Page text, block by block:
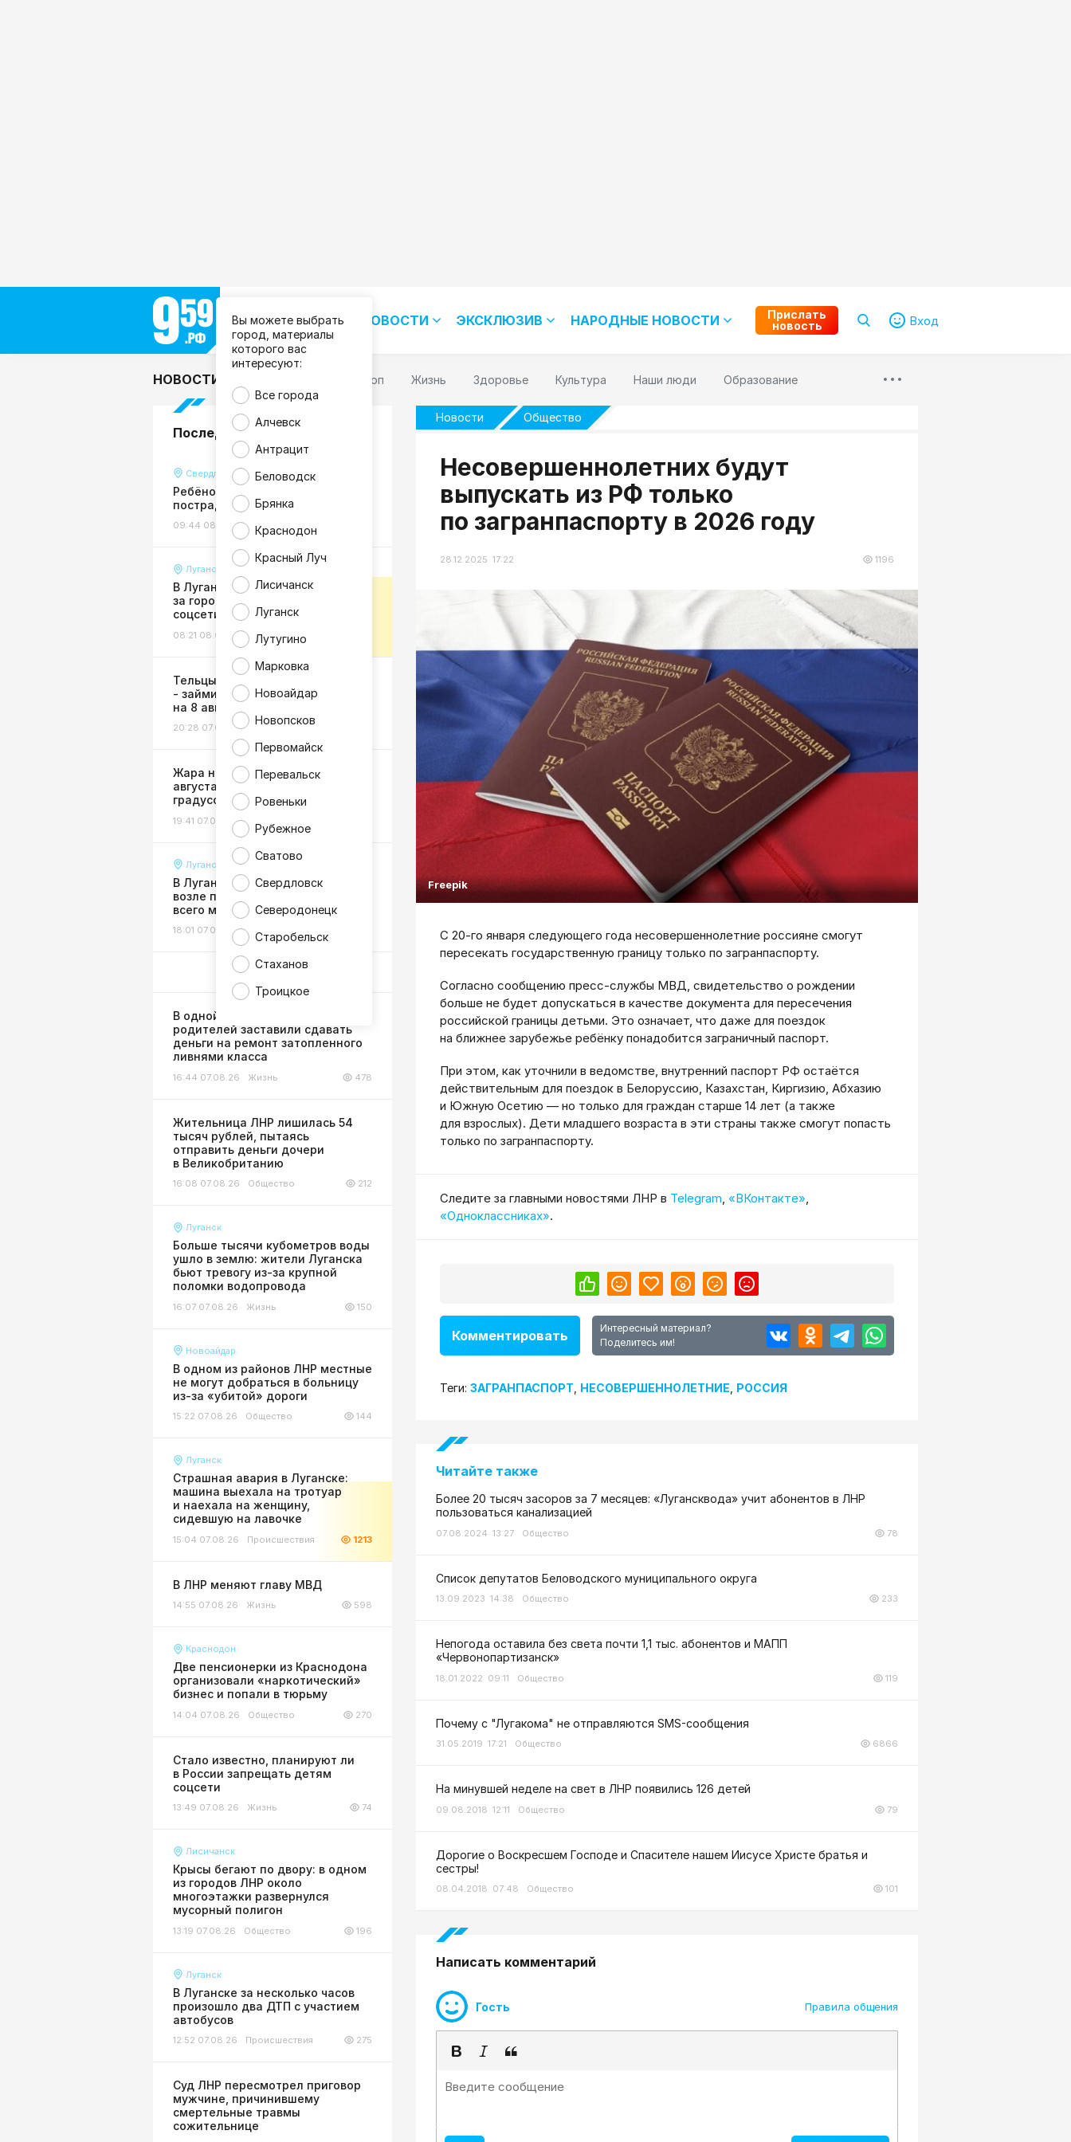
Все города
Вы можете выбрать
город, материалы
которого вас
интересуют:
Все города
Алчевск
Антрацит
Беловодск
Брянка
Краснодон
Красный Луч
Лисичанск
Луганск
Лутугино
Марковка
Новоайдар
Новопсков
Первомайск
Перевальск
Ровеньки
Рубежное
Сватово
Свердловск
Северодонецк
Старобельск
Стаханов
Троицкое
НОВОСТИ ЭКСКЛЮЗИВ НАРОДНЫЕ НОВОСТИ
Прислать
новость
Вход
НОВОСТИ Гороскоп Жизнь Здоровье Культура Наши люди Образование
Последние новости
Свердловск
Ребёнок на электросамокате
пострадал в ДТП в Свердловске
09:44 08.08.26 Происшествия
Луганск
В Луганске прогремел взрыв,
за городом видны клубы дыма -
соцсети
08:21 08.08.26 Происшествия
Тельцы - ждите деньги, Козероги
- займитесь здоровьем: гороскоп
на 8 августа
20:28 07.08.26 Гороскоп
Жара не отступает: в ЛНР 8
августа ожидается до +38
градусов
19:41 07.08.26 Погода
Луганск
В Луганске разгромили клумбы
возле парка 1 Мая, высаженные
всего месяц назад
18:01 07.08.26 Происшествия
В одной из школ ЛНР скандал:
родителей заставили сдавать
деньги на ремонт затопленного
ливнями класса
16:44 07.08.26 Жизнь 478
Жительница ЛНР лишилась 54
тысяч рублей, пытаясь
отправить деньги дочери
в Великобританию
16:08 07.08.26 Общество 212
Луганск
Больше тысячи кубометров воды
ушло в землю: жители Луганска
бьют тревогу из-за крупной
поломки водопровода
16:07 07.08.26 Жизнь 150
Новоайдар
В одном из районов ЛНР местные
не могут добраться в больницу
из-за «убитой» дороги
15:22 07.08.26 Общество 144
Луганск
Страшная авария в Луганске:
машина выехала на тротуар
и наехала на женщину,
сидевшую на лавочке
15:04 07.08.26 Происшествия 1213
В ЛНР меняют главу МВД
14:55 07.08.26 Жизнь 598
Краснодон
Две пенсионерки из Краснодона
организовали «наркотический»
бизнес и попали в тюрьму
14:04 07.08.26 Общество 270
Стало известно, планируют ли
в России запрещать детям
соцсети
13:49 07.08.26 Жизнь 74
Лисичанск
Крысы бегают по двору: в одном
из городов ЛНР около
многоэтажки развернулся
мусорный полигон
13:19 07.08.26 Общество 196
Луганск
В Луганске за несколько часов
произошло два ДТП с участием
автобусов
12:52 07.08.26 Происшествия 275
Суд ЛНР пересмотрел приговор
мужчине, причинившему
смертельные травмы
сожительнице
Новости Общество
Несовершеннолетних будут
выпускать из РФ только
по загранпаспорту в 2026 году
28.12.2025 17:22 1196
Freepik
С 20-го января следующего года несовершеннолетние россияне смогут
пересекать государственную границу только по загранпаспорту.
Согласно сообщению пресс-службы МВД, свидетельство о рождении
больше не будет допускаться в качестве документа для пересечения
российской границы детьми. Это означает, что даже для поездок
на ближнее зарубежье ребёнку понадобится заграничный паспорт.
При этом, как уточнили в ведомстве, внутренний паспорт РФ остаётся
действительным для поездок в Белоруссию, Казахстан, Киргизию, Абхазию
и Южную Осетию — но только для граждан старше 14 лет (а также
для взрослых). Дети младшего возраста в эти страны также смогут попасть
только по загранпаспорту.
Cледите за главными новостями ЛНР в Telegram «ВКонтакте»
«Одноклассниках».
Комментировать
Интересный материал?
Поделитесь им!
Теги: ЗАГРАНПАСПОРТ НЕСОВЕРШЕННОЛЕТНИЕ РОССИЯ
Читайте также
Более 20 тысяч засоров за 7 месяцев: «Лугансквода» учит абонентов в ЛНР
пользоваться канализацией
07.08.2024 13:27 Общество 78
Список депутатов Беловодского муниципального округа
13.09.2023 14:38 Общество 233
Непогода оставила без света почти 1,1 тыс. абонентов и МАПП
«Червонопартизанск»
18.01.2022 09:11 Общество 119
Почему с "Лугакома" не отправляются SMS-сообщения
31.05.2019 17:21 Общество 6866
На минувшей неделе на свет в ЛНР появились 126 детей
09.08.2018 12:11 Общество 79
Дорогие о Воскресшем Господе и Спасителе нашем Иисусе Христе братья и
сестры!
08.04.2018 07:48 Общество 101
Написать комментарий
Гость Правила общения